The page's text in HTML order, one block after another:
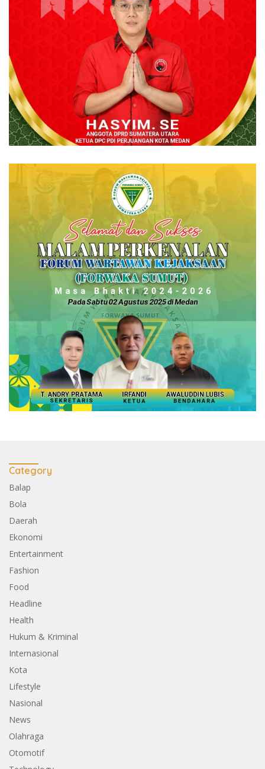
Category
Balap
Bola
Daerah
Ekonomi
Entertainment
Fashion
Food
Headline
Health
Hukum & Kriminal
Internasional
Kota
Lifestyle
Nasional
News
Olahraga
Otomotif